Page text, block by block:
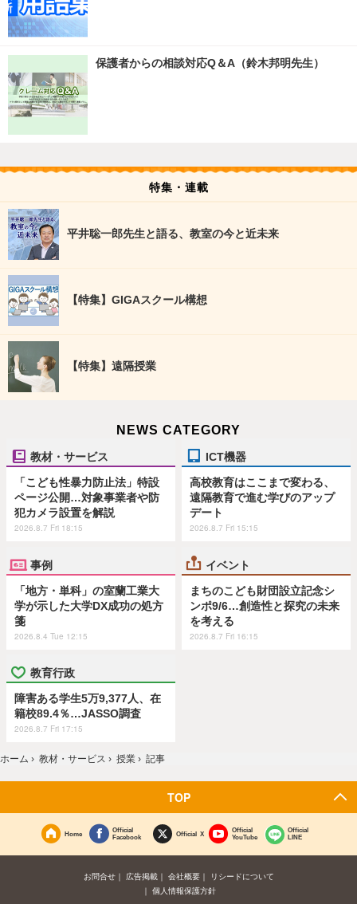
保護者からの相談対応Q＆A（鈴木邦明先生）
特集・連載
平井聡一郎先生と語る、教室の今と近未来
【特集】GIGAスクール構想
【特集】遠隔授業
NEWS CATEGORY
教材・サービス
「こども性暴力防止法」特設
ページ公開…対象事業者や防
犯カメラ設置を解説
2026.8.7 Fri 18:15
ICT機器
高校教育はここまで変わる、
遠隔教育で進む学びのアップ
デート
2026.8.7 Fri 15:15
事例
「地方・単科」の室蘭工業大
学が示した大学DX成功の処方
箋
2026.8.4 Tue 12:15
イベント
まちのこども財団設立記念シ
ンポ9/6…創造性と探究の未来
を考える
2026.8.7 Fri 16:15
教育行政
障害ある学生5万9,377人、在
籍校89.4％…JASSO調査
2026.8.7 Fri 17:15
ホーム › 教材・サービス › 授業 › 記事
TOP
Home
Official
Facebook
Official X
Official
YouTube
Official
LINE
お問合せ 広告掲載 会社概要
リシードについて
個人情報保護方針